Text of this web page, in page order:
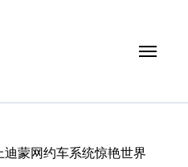
迪蒙网约车系统惊艳世界